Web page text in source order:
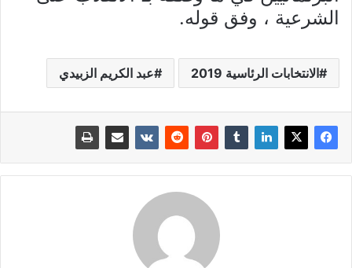
الشرعية ، وفق قوله.
الانتخابات الرئاسية 2019 عبد الكريم الزبيدي